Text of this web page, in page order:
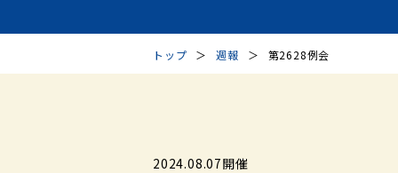
トップ ＞ 週報 ＞ 第2628例会
2024.08.07開催